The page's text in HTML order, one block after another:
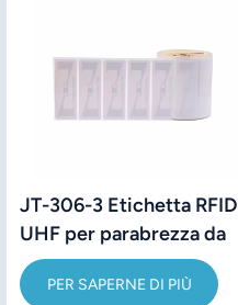
JT-306-3 Etichetta RFID
UHF per parabrezza da
110*40 mm con
protezione UV
PER SAPERNE DI PIÙ